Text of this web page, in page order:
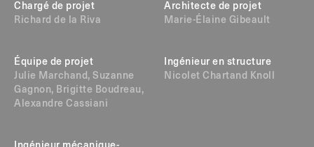
Chargé de projet
Richard de la Riva
Architecte de projet
Marie-Élaine Gibeault
Équipe de projet
Julie Marchand, Suzanne
Gagnon, Brigitte Boudreau,
Alexandre Cassiani
Ingénieur en structure
Nicolet Chartand Knoll